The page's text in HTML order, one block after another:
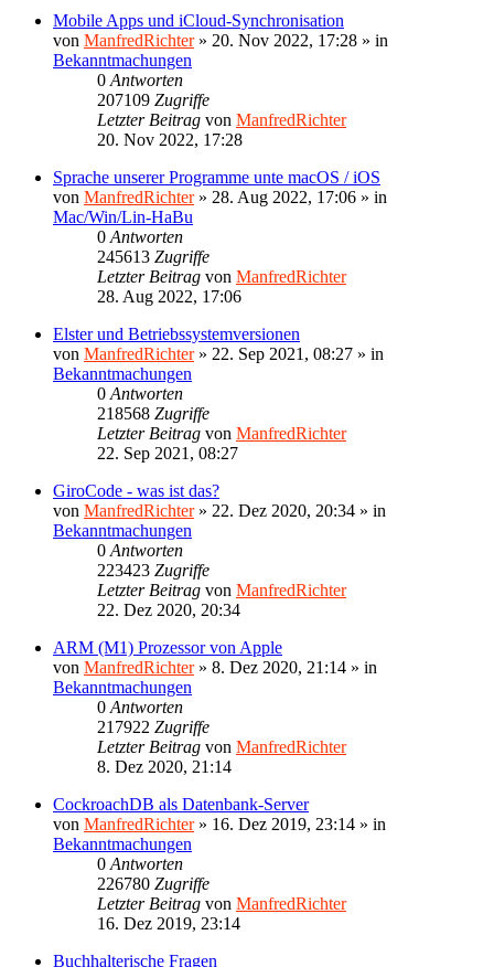
Mobile Apps und iCloud-Synchronisation
von ManfredRichter» 20. Nov 2022, 17:28 » in
Bekanntmachungen
0 Antworten
207109 Zugriffe
Letzter Beitrag von ManfredRichter
20. Nov 2022, 17:28
Sprache unserer Programme unte macOS / iOS
von ManfredRichter» 28. Aug 2022, 17:06 » in
Mac/Win/Lin-HaBu
0 Antworten
245613 Zugriffe
Letzter Beitrag von ManfredRichter
28. Aug 2022, 17:06
Elster und Betriebssystemversionen
von ManfredRichter» 22. Sep 2021, 08:27 » in
Bekanntmachungen
0 Antworten
218568 Zugriffe
Letzter Beitrag von ManfredRichter
22. Sep 2021, 08:27
GiroCode - was ist das?
von ManfredRichter» 22. Dez 2020, 20:34 » in
Bekanntmachungen
0 Antworten
223423 Zugriffe
Letzter Beitrag von ManfredRichter
22. Dez 2020, 20:34
ARM (M1) Prozessor von Apple
von ManfredRichter» 8. Dez 2020, 21:14 » in
Bekanntmachungen
0 Antworten
217922 Zugriffe
Letzter Beitrag von ManfredRichter
8. Dez 2020, 21:14
CockroachDB als Datenbank-Server
von ManfredRichter» 16. Dez 2019, 23:14 » in
Bekanntmachungen
0 Antworten
226780 Zugriffe
Letzter Beitrag von ManfredRichter
16. Dez 2019, 23:14
Buchhalterische Fragen